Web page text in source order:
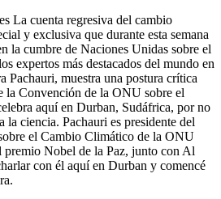
La cuenta regresiva del cambio
y exclusiva que durante esta semana
la cumbre de Naciones Unidas sobre el
expertos más destacados del mundo en
Pachauri, muestra una postura crítica
la Convención de la ONU sobre el
aquí en Durban, Sudáfrica, por no
la ciencia. Pachauri es presidente del
el Cambio Climático de la ONU
premio Nobel de la Paz, junto con Al
con él aquí en Durban y comencé